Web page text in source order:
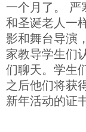
旅游
视听
一个月了。 严
和圣诞老人一
影和舞台导演
家教导学生们
们聊天。学生
之后他们将获
新年活动的证